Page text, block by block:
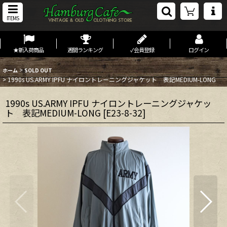
ITEMS
★新入荷商品 週間ランキング ✓会員登録 ログイン
ホーム > SOLD OUT
>1990s US.ARMY IPFU ナイロントレーニングジャケット 表記MEDIUM-LONG
1990s US.ARMY IPFU ナイロントレーニングジャケッ
ト 表記MEDIUM-LONG [E23-8-32]